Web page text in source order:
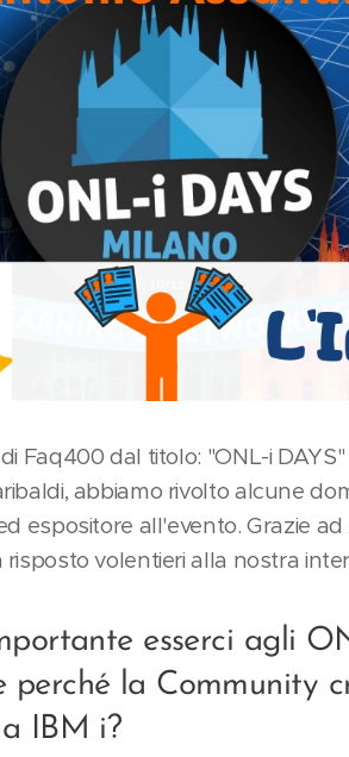
Faq400 dal titolo: "ONL-i DAYS"
abbiamo rivolto alcune
espositore all'evento. Grazie
volentieri alla nostra
esserci agli
perché la Community
IBM i?